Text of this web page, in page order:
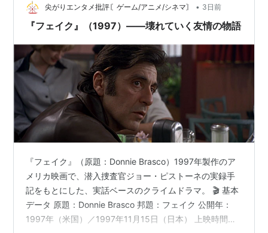
尖がりエンタメ批評〘ゲーム/アニメ/シネマ〙 • 3日前
『フェイク』（1997）――壊れていく友情の物語
『フェイク』（原題：Donnie Brasco）1997年製作のア
メリカ映画で、潜入捜査官ジョー・ピストーネの実録手
記をもとにした、実話ベースのクライムドラマ。 🎬 基本
データ 原題：Donnie Brasco 邦題：フェイク 公開年：
1997年（米国）／1997年11月15日（日本） 上映時間：